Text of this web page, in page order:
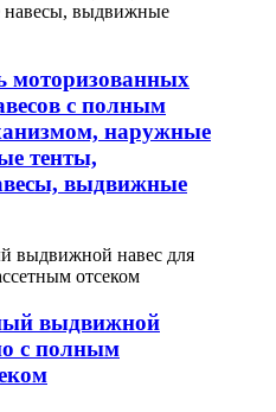
моторизованных
с полным
наружные
тенты,
выдвижные
выдвижной
с полным